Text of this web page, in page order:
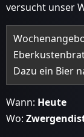
versucht unser
Dazu ein Bier
Wann: Heute
Wo: